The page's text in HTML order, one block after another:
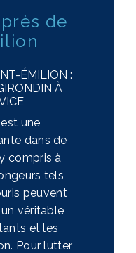
de
ÉMILION :
À
une
dans de
compris à
tels
peuvent
véritable
et les
Pour lutter